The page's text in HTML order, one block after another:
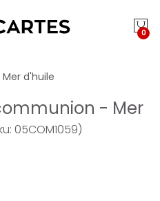
0
Mer d'huile
- Mer
05COM1059)